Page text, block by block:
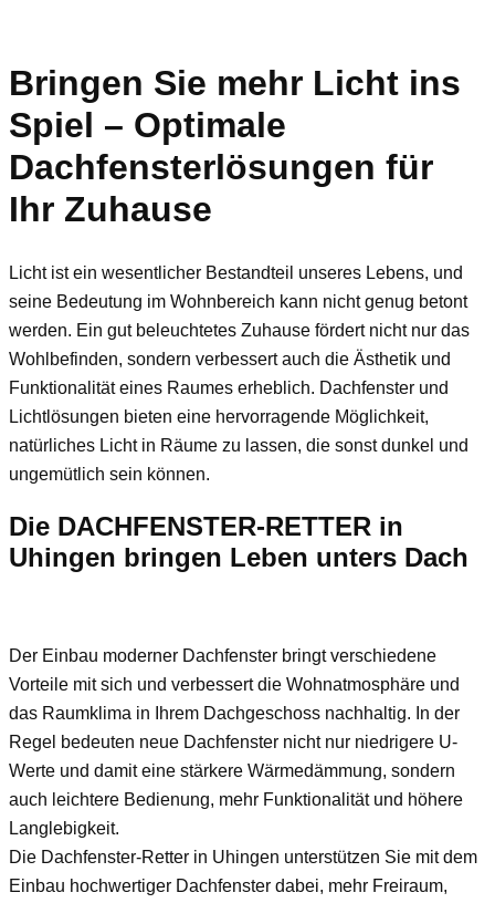
Bringen Sie mehr Licht ins
Spiel – Optimale
Dachfensterlösungen für
Ihr Zuhause
Licht ist ein wesentlicher Bestandteil unseres Lebens, und
seine Bedeutung im Wohnbereich kann nicht genug betont
werden. Ein gut beleuchtetes Zuhause fördert nicht nur das
Wohlbefinden, sondern verbessert auch die Ästhetik und
Funktionalität eines Raumes erheblich. Dachfenster und
Lichtlösungen bieten eine hervorragende Möglichkeit,
natürliches Licht in Räume zu lassen, die sonst dunkel und
ungemütlich sein können.
Die DACHFENSTER-RETTER in
Uhingen bringen Leben unters Dach
Der Einbau moderner Dachfenster bringt verschiedene
Vorteile mit sich und verbessert die Wohnatmosphäre und
das Raumklima in Ihrem Dachgeschoss nachhaltig. In der
Regel bedeuten neue Dachfenster nicht nur niedrigere U-
Werte und damit eine stärkere Wärmedämmung, sondern
auch leichtere Bedienung, mehr Funktionalität und höhere
Langlebigkeit.
Die Dachfenster-Retter in Uhingen unterstützen Sie mit dem
Einbau hochwertiger Dachfenster dabei, mehr Freiraum,